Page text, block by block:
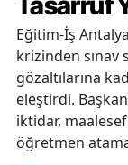
Eğitim-İş
krizinden
gözaltılarına
eleştirdi.
iktidar,
öğretmen